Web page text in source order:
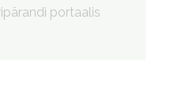
portaalis